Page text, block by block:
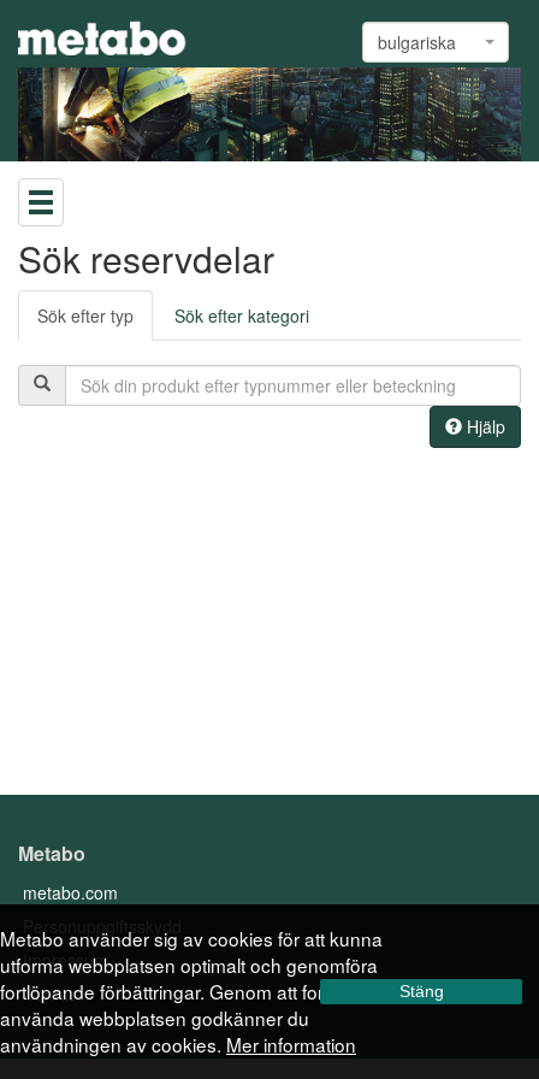
bulgariska
Sök reservdelar
Sök efter typ Sök efter kategori
Hjälp
Metabo
metabo.com
Impressum
Contact
Metabo använder sig av cookies för att kunna
utforma webbplatsen optimalt och genomföra
fortlöpande förbättringar. Genom att fortsätta
använda webbplatsen godkänner du
användningen av cookies. Mer information
Stäng